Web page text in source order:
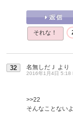
それな！
32 名無しだＪ より
2016年1月4日 5:18
>>22
そんなことない